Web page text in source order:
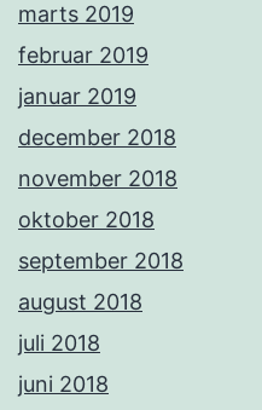
marts 2019
februar 2019
januar 2019
december 2018
november 2018
oktober 2018
september 2018
august 2018
juli 2018
juni 2018